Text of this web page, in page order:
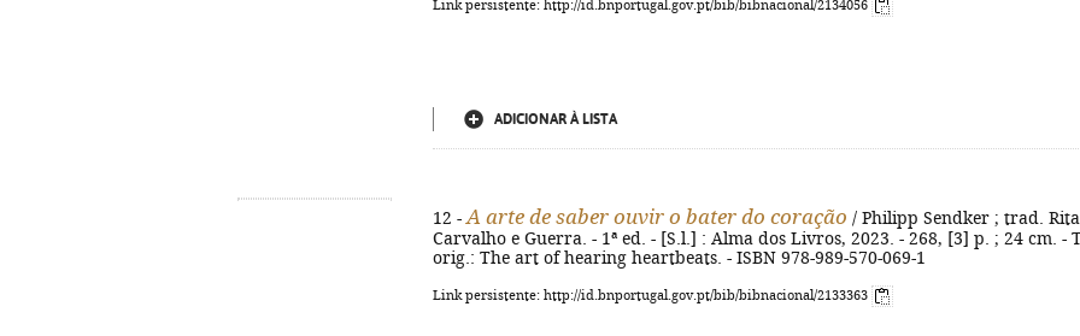
Link persistente: http://id.bnportugal.gov.pt/bib/bibnacional/2134056
ADICIONAR À LISTA
12 - A arte de saber ouvir o bater do coração / Philipp Sendker ; trad. Rita
Carvalho e Guerra. - 1ª ed. - [S.l.] : Alma dos Livros, 2023. - 268, [3] p. ; 24 cm. -
orig.: The art of hearing heartbeats. - ISBN 978-989-570-069-1
Link persistente: http://id.bnportugal.gov.pt/bib/bibnacional/2133363